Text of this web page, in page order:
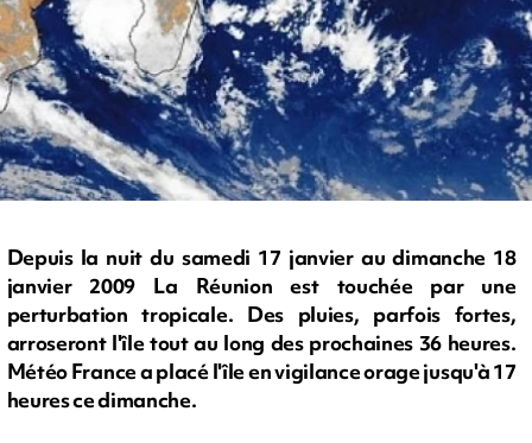
Depuis la nuit du samedi 17 janvier au dimanche 18
janvier 2009 La Réunion est touchée par une
perturbation tropicale. Des pluies, parfois fortes,
arroseront l'île tout au long des prochaines 36 heures.
Météo France a placé l'île en vigilance orage jusqu'à 17
heures ce dimanche.